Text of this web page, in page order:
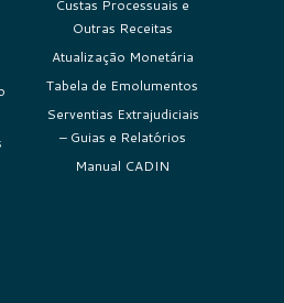
Custas Processuais e
Outras Receitas
Atualização Monetária
Tabela de Emolumentos
Serventias Extrajudiciais
– Guias e Relatórios
Manual CADIN